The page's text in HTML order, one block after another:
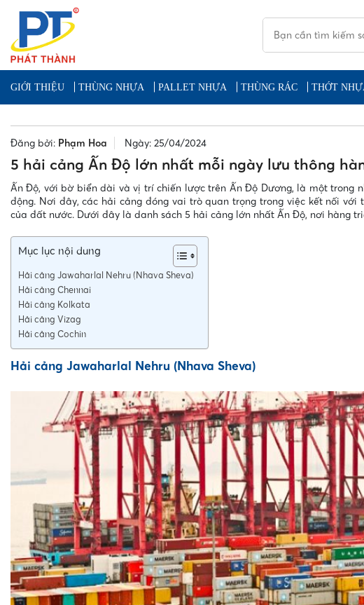
GIỚI THIỆU THÙNG NHỰA PALLET NHỰA THÙNG RÁC THỚT
Đăng bởi: Phạm Hoa Ngày: 25/04/2024
5 hải cảng Ấn Độ lớn nhất mỗi ngày lưu thông
Ấn Độ, với bờ biển dài và vị trí chiến lược trên Ấn Độ Dương, là một trong
động. Nơi đây, các hải cảng đóng vai trò quan trọng trong việc kết nối
của đất nước. Dưới đây là danh sách 5 hải cảng lớn nhất Ấn Độ, nơi hàng
Mục lục nội dung
Hải cảng Jawaharlal Nehru (Nhava Sheva)
Hải cảng Chennai
Hải cảng Kolkata
Hải cảng Vizag
Hải cảng Cochin
Hải cảng Jawaharlal Nehru (Nhava Sheva)